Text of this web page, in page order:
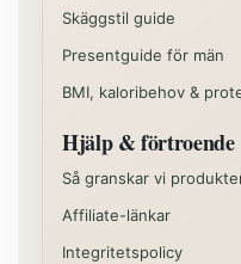
Skäggstil guide
Presentguide för män
BMI, kaloribehov &
Hjälp & förtroende
Så granskar vi
Affiliate-länkar
Integritetspolicy